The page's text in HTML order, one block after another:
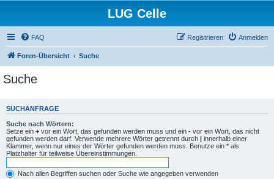
LUG Celle
FAQ Anmelden
Registrieren
Foren-Übersicht Suche
Suche
SUCHANFRAGE
Suche nach Wörtern:
Setze ein + vor ein Wort, das gefunden werden muss und ein - vor ein Wort, das nicht
gefunden werden darf. Verwende mehrere Wörter getrennt durch | innerhalb einer
Klammer, wenn nur eines der Wörter gefunden werden muss. Benutze ein * als
Platzhalter für teilweise Übereinstimmungen.
Nach allen Begriffen suchen oder Suche wie angegeben verwenden